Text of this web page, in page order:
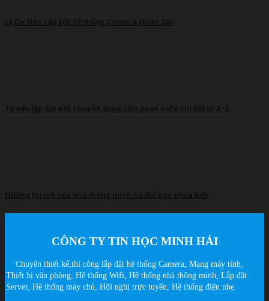
CÔNG TY TIN HỌC MINH HẢI
Chuyên thiết kế,thi công lắp đặt hệ thống Camera, Mạng máy tính,
Thiết bị văn phòng, Hệ thống Wifi, Hệ thống nhà thông minh, Lắp đặt
Server, Hệ thống máy chủ, Hội nghị trực tuyến, Hệ thống điện nhẹ.